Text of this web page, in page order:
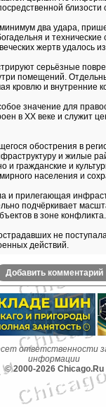
близости
два удара,
и
жертв удалось
серьёзные
помещений.
кровлю и внутренние
значение для
в XX веке и служит
обострения в
и жилые
и гражданские и
населения и
и прилегающая
подчёркивает
в зоне конфликта.
не
действий.
Добавить комментарий
ответственности
информации
© 2000-2026 Chicago.Ru